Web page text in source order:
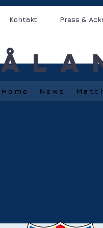
Kontakt Press &
Home News